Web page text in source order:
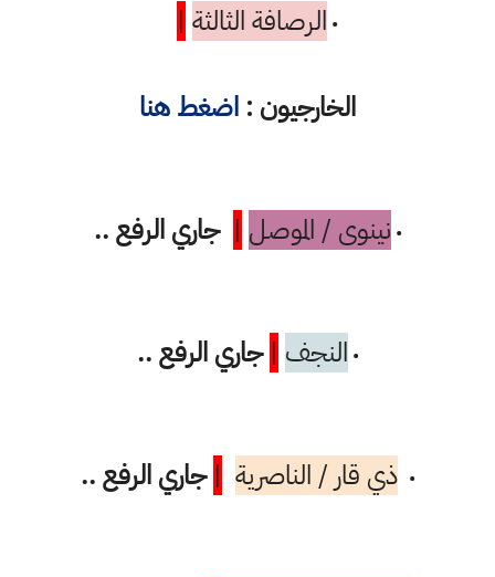
• الرصافة الثالثة |
الخارجيون : اضغط هنا
• نينوى / الموصل | جاري الرفع ..
• النجف | جاري الرفع ..
• ذي قار / الناصرية | جاري الرفع ..